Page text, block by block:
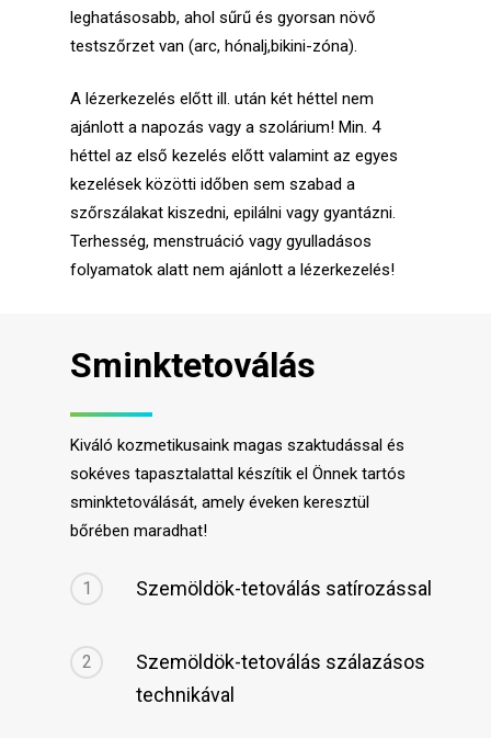
leghatásosabb, ahol sűrű és gyorsan növő
testszőrzet van (arc, hónalj,bikini-zóna).
A lézerkezelés előtt ill. után két héttel nem
ajánlott a napozás vagy a szolárium! Min. 4
héttel az első kezelés előtt valamint az egyes
kezelések közötti időben sem szabad a
szőrszálakat kiszedni, epilálni vagy gyantázni.
Terhesség, menstruáció vagy gyulladásos
folyamatok alatt nem ajánlott a lézerkezelés!
Sminktetoválás
Kiváló kozmetikusaink magas szaktudással és
sokéves tapasztalattal készítik el Önnek tartós
sminktetoválását, amely éveken keresztül
bőrében maradhat!
1 Szemöldök-tetoválás satírozással
2
Szemöldök-tetoválás szálazásos
technikával